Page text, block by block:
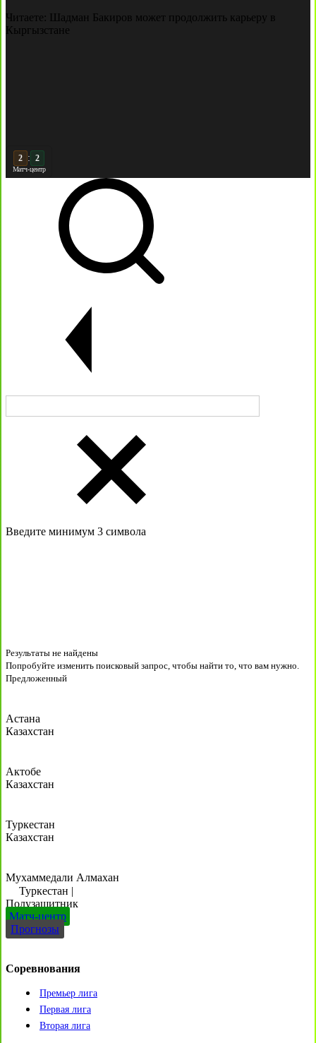
Читаете: Шадман Бакиров может продолжить карьеру в
Кыргызстане
: 2
Матч-центр
Введите минимум 3 символа
Результаты не найдены
Попробуйте изменить поисковый запрос, чтобы найти то, что вам нужно.
Предложенный
Астана
Казахстан
Актобе
Казахстан
Туркестан
Казахстан
Мухаммедали Алмахан
Туркестан |
Полузащитник
Матч-центр
Прогнозы
Соревнования
Премьер лига
Первая лига
Вторая лига